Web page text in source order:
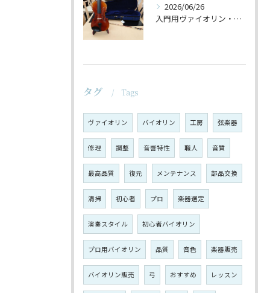
2026/06/26
入門用ヴァイオリン・セットの仕上げ♪
タグ Tags
ヴァイオリン バイオリン 工房 弦楽器
修理 調整 音響特性 職人 音質
最高品質 復元 メンテナンス 部品交換
清掃 初心者 プロ 楽器選定
演奏スタイル 初心者バイオリン
プロ用バイオリン 品質 音色 楽器販売
バイオリン販売 弓 おすすめ レッスン